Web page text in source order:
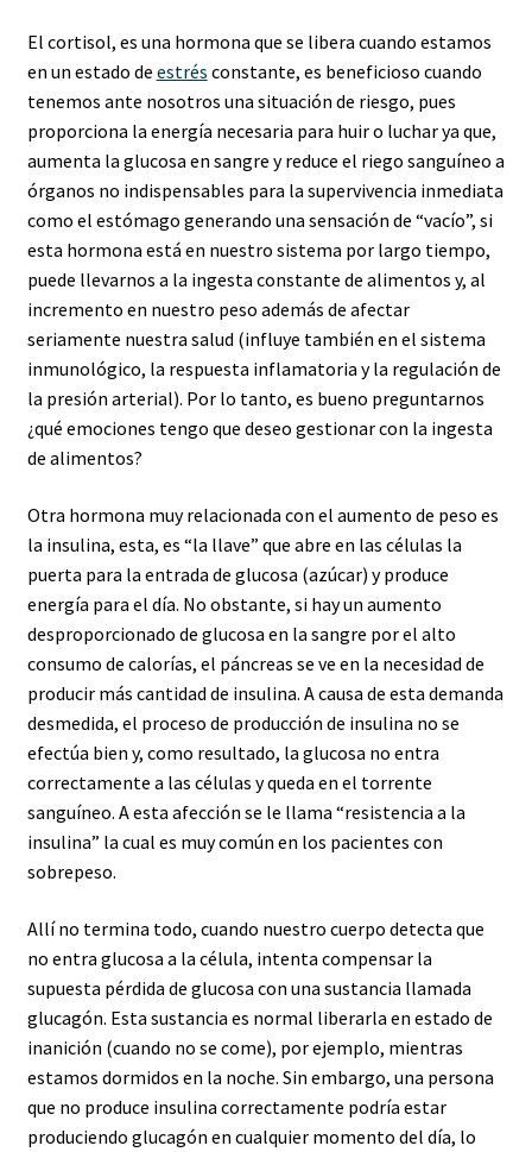
El cortisol, es una hormona que se libera cuando estamos
en un estado de estrés constante, es beneficioso cuando
tenemos ante nosotros una situación de riesgo, pues
proporciona la energía necesaria para huir o luchar ya que,
aumenta la glucosa en sangre y reduce el riego sanguíneo a
órganos no indispensables para la supervivencia inmediata
como el estómago generando una sensación de “vacío”, si
esta hormona está en nuestro sistema por largo tiempo,
puede llevarnos a la ingesta constante de alimentos y, al
incremento en nuestro peso además de afectar
seriamente nuestra salud (influye también en el sistema
inmunológico, la respuesta inflamatoria y la regulación de
la presión arterial). Por lo tanto, es bueno preguntarnos
¿qué emociones tengo que deseo gestionar con la ingesta
de alimentos?
Otra hormona muy relacionada con el aumento de peso es
la insulina, esta, es “la llave” que abre en las células la
puerta para la entrada de glucosa (azúcar) y produce
energía para el día. No obstante, si hay un aumento
desproporcionado de glucosa en la sangre por el alto
consumo de calorías, el páncreas se ve en la necesidad de
producir más cantidad de insulina. A causa de esta demanda
desmedida, el proceso de producción de insulina no se
efectúa bien y, como resultado, la glucosa no entra
correctamente a las células y queda en el torrente
sanguíneo. A esta afección se le llama “resistencia a la
insulina” la cual es muy común en los pacientes con
sobrepeso.
Allí no termina todo, cuando nuestro cuerpo detecta que
no entra glucosa a la célula, intenta compensar la
supuesta pérdida de glucosa con una sustancia llamada
glucagón. Esta sustancia es normal liberarla en estado de
inanición (cuando no se come), por ejemplo, mientras
estamos dormidos en la noche. Sin embargo, una persona
que no produce insulina correctamente podría estar
produciendo glucagón en cualquier momento del día, lo